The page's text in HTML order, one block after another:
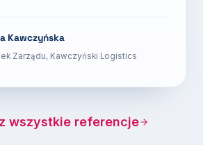
Kawczyńska
Zarządu, Kawczyński Logistics
wszystkie referencje